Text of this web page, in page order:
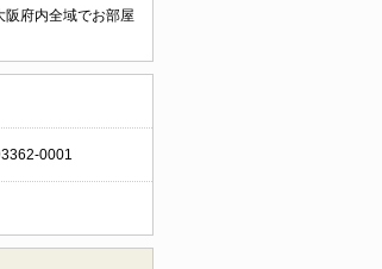
府内全域でお部屋
0001